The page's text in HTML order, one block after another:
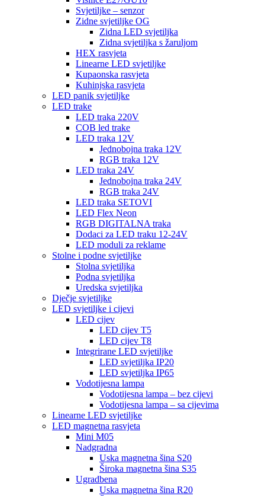
Svjetiljke – senzor
Zidne svjetiljke OG
Zidna LED svjetiljka
Zidna svjetiljka s žaruljom
HEX rasvjeta
Linearne LED svjetiljke
Kupaonska rasvjeta
Kuhinjska rasvjeta
LED panik svjetiljke
LED trake
LED traka 220V
COB led trake
LED traka 12V
Jednobojna traka 12V
RGB traka 12V
LED traka 24V
Jednobojna traka 24V
RGB traka 24V
LED traka SETOVI
LED Flex Neon
RGB DIGITALNA traka
Dodaci za LED traku 12-24V
LED moduli za reklame
Stolne i podne svjetiljke
Stolna svjetiljka
Podna svjetiljka
Uredska svjetiljka
Dječje svjetiljke
LED svjetiljke i cijevi
LED cijev
LED cijev T5
LED cijev T8
Integrirane LED svjetiljke
LED svjetiljka IP20
LED svjetiljka IP65
Vodotijesna lampa
Vodotijesna lampa – bez cijevi
Vodotijesna lampa – sa cijevima
Linearne LED svjetiljke
LED magnetna rasvjeta
Mini M05
Nadgradna
Uska magnetna šina S20
Široka magnetna šina S35
Ugradbena
Uska magnetna šina R20